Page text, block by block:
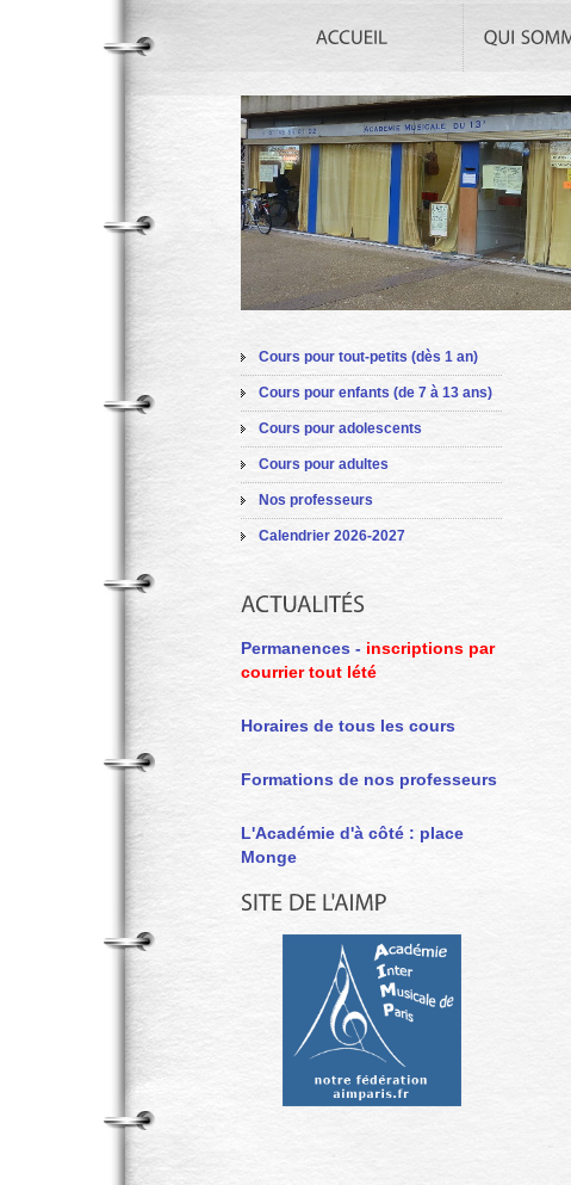
Cours pour tout-petits (dès 1 an)
Cours pour enfants (de 7 à 13 ans)
Cours pour adolescents
Cours pour adultes
Nos professeurs
Calendrier 2026-2027
Permanences - inscriptions par
courrier tout lété
Horaires de tous les cours
Formations de nos professeurs
L'Académie d'à côté : place
Monge